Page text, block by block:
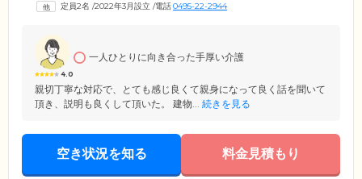
よりも理解しているのはご家族の皆さまです。ご入居後もコミュニケー
定員2名 /2022年3月設立 /電話0495-22-2944
4.0
一人ひとりに向き合った手厚い介護
親切丁寧な対応で、とても感じ良くて親身になって良く話を聞いて
頂き、説明も良くして頂いた。 建物... 続きを見る
空き状況を知る 料金見積もり